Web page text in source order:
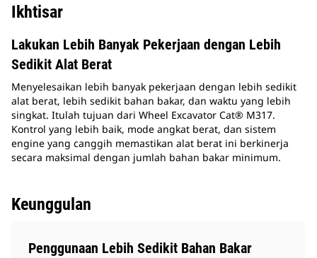
Ikhtisar
Lakukan Lebih Banyak Pekerjaan dengan Lebih
Sedikit Alat Berat
Menyelesaikan lebih banyak pekerjaan dengan lebih sedikit
alat berat, lebih sedikit bahan bakar, dan waktu yang lebih
singkat. Itulah tujuan dari Wheel Excavator Cat® M317.
Kontrol yang lebih baik, mode angkat berat, dan sistem
engine yang canggih memastikan alat berat ini berkinerja
secara maksimal dengan jumlah bahan bakar minimum.
Keunggulan
Penggunaan Lebih Sedikit Bahan Bakar